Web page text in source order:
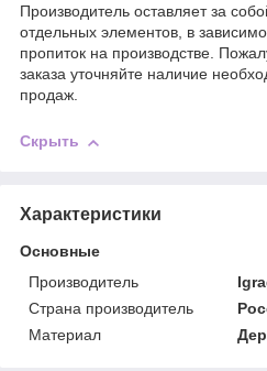
Производитель оставляет за
отдельных элементов, в
пропиток на производстве.
заказа уточняйте наличие
продаж.
Скрыть
Характеристики
Основные
Производитель
Страна производитель
Материал